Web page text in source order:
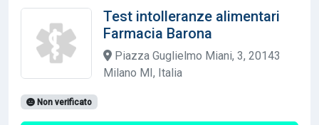
Test intolleranze alimentari
Farmacia Barona
Piazza Guglielmo Miani, 3, 20143
Milano MI, Italia
Non verificato